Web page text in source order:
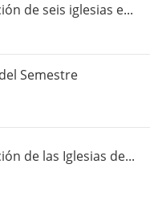
de seis iglesias e...
Semestre
de las Iglesias de...